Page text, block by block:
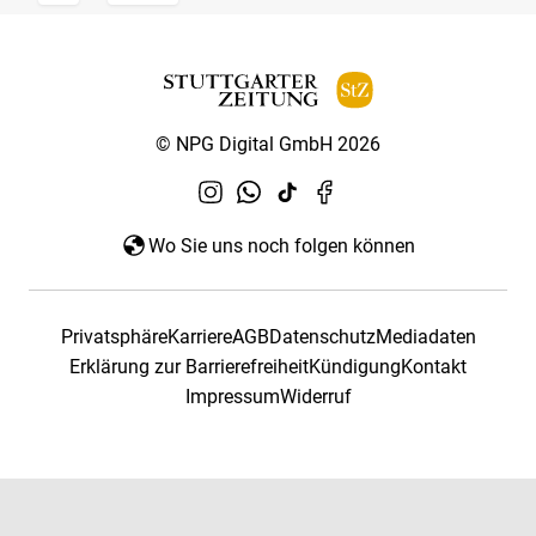
© NPG Digital GmbH 2026
Wo Sie uns noch folgen können
PrivatsphäreKarriereAGBDatenschutzMediadaten
Erklärung zur BarrierefreiheitKündigungKontakt
ImpressumWiderruf